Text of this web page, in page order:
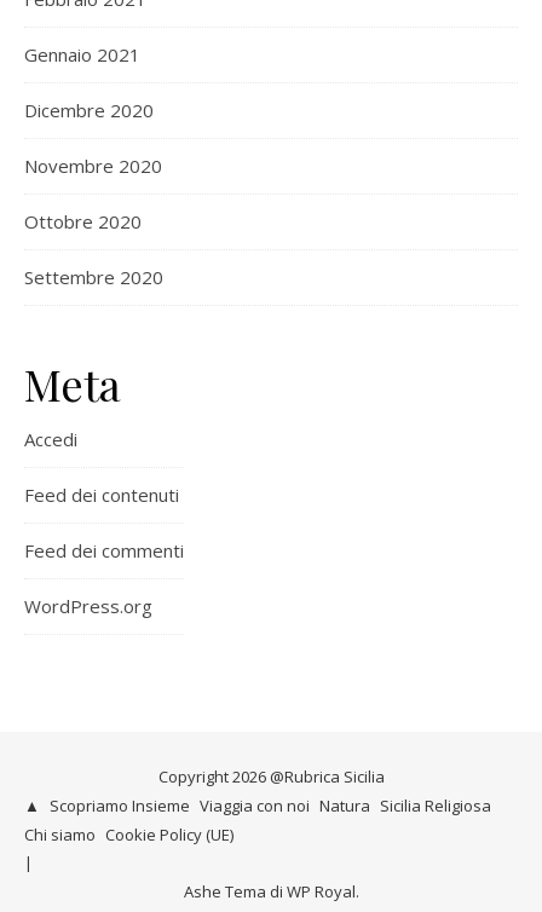
Gennaio 2021
Dicembre 2020
Novembre 2020
Ottobre 2020
Settembre 2020
Meta
Accedi
Feed dei contenuti
Feed dei commenti
WordPress.org
Copyright 2026 @Rubrica Sicilia
▲
Scopriamo Insieme Viaggia con noi Natura Sicilia Religiosa
Chi siamo Cookie Policy (UE)
Ashe Tema di WP Royal.